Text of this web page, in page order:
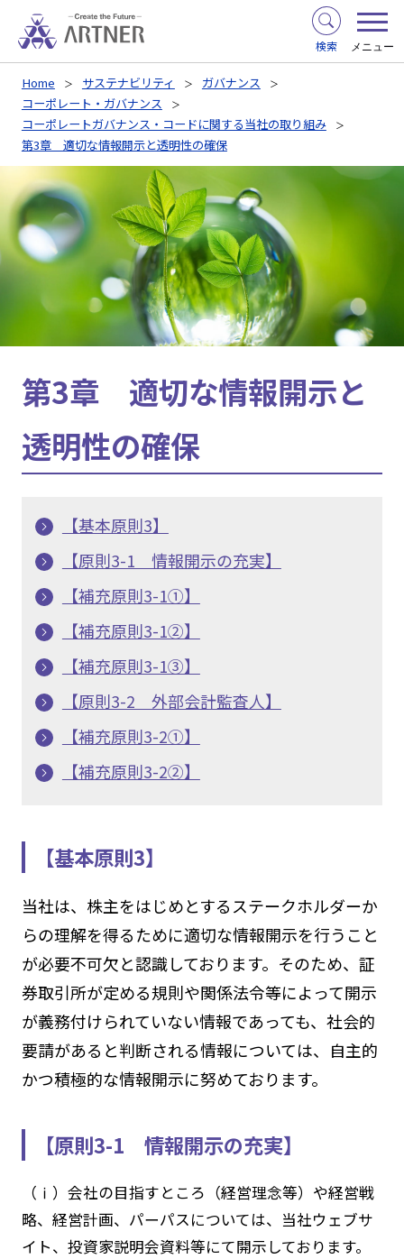
検索 メニュー
Home サステナビリティ
ガバナンス
コーポレート・ガバナンス
コーポレートガバナンス・コードに関する当社の取り組み
第3章 適切な情報開示と透明性の確保
第3章 適切な情報開示と
透明性の確保
【基本原則3】
【原則3-1 情報開示の充実】
【補充原則3-1①】
【補充原則3-1②】
【補充原則3-1③】
【原則3-2 外部会計監査人】
【補充原則3-2①】
【補充原則3-2②】
【基本原則3】
当社は、株主をはじめとするステークホルダーか
らの理解を得るために適切な情報開示を行うこと
が必要不可欠と認識しております。そのため、証
券取引所が定める規則や関係法令等によって開示
が義務付けられていない情報であっても、社会的
要請があると判断される情報については、自主的
かつ積極的な情報開示に努めております。
【原則3-1 情報開示の充実】
（ⅰ）会社の目指すところ（経営理念等）や経営戦
略、経営計画、パーパスについては、当社ウェブサ
イト、投資家説明会資料等にて開示しております。